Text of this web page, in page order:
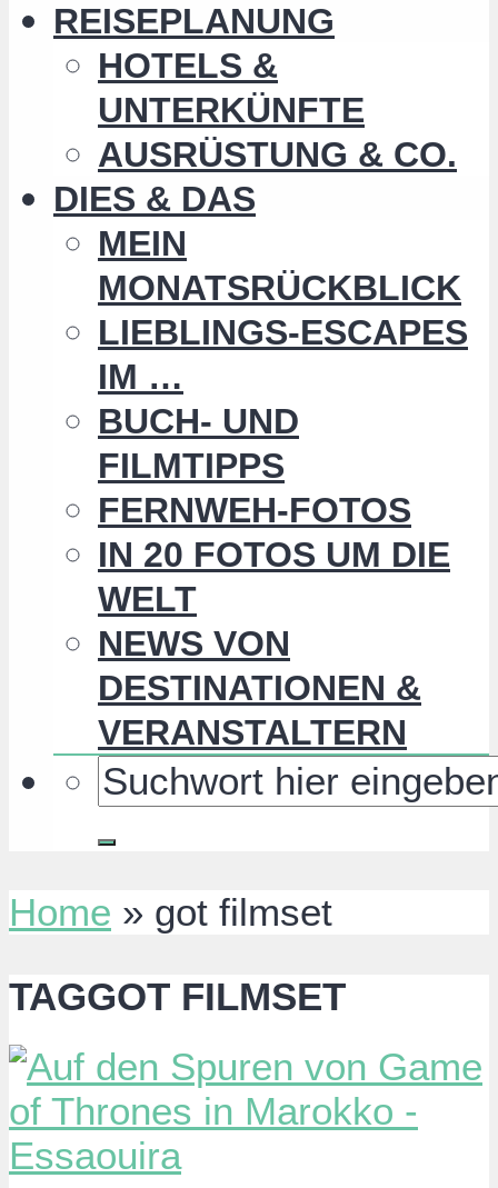
REISEPLANUNG
HOTELS &
UNTERKÜNFTE
AUSRÜSTUNG & CO.
DIES & DAS
MEIN
MONATSRÜCKBLICK
LIEBLINGS-ESCAPES
IM …
BUCH- UND
FILMTIPPS
FERNWEH-FOTOS
IN 20 FOTOS UM DIE
WELT
NEWS VON
DESTINATIONEN &
VERANSTALTERN
Home » got filmset
TAGGOT FILMSET